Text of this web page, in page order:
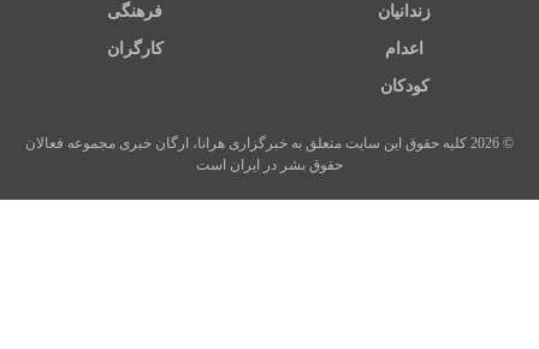
زندانیان فرهنگی
اعدام کارگران
کودکان
© 2026 کلیه حقوق این سایت متعلق به خبرگزاری هرانا، ارگان خبری مجموعه فعالان
حقوق بشر در ایران است